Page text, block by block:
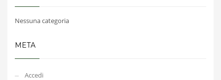
Nessuna categoria
META
Accedi